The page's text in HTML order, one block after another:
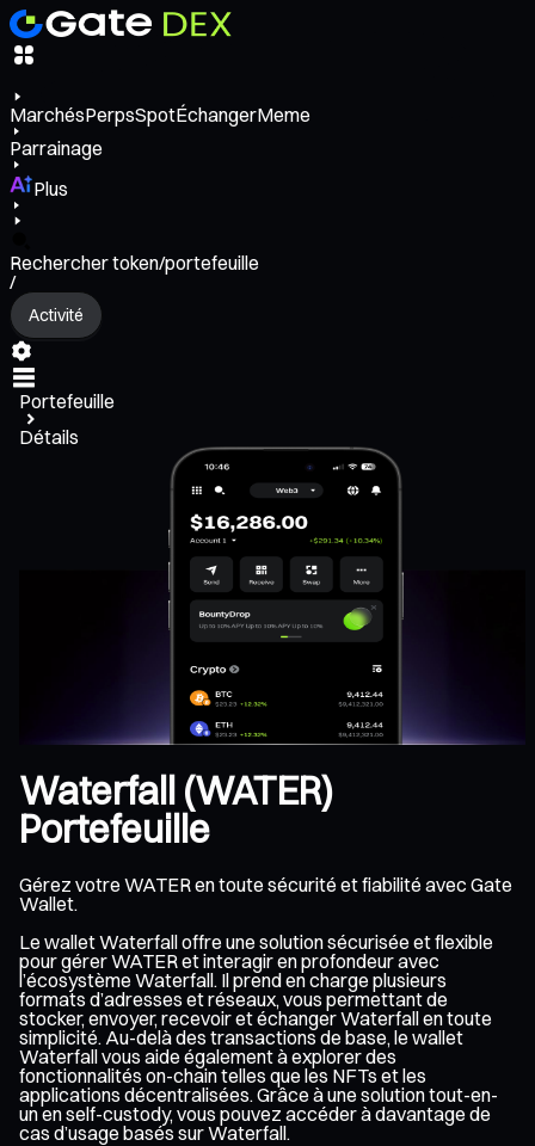
MarchésPerpsSpotÉchangerMeme
Parrainage
Plus
Rechercher token/portefeuille
/
Activité
Portefeuille
Détails
Waterfall (WATER)
Portefeuille
Gérez votre WATER en toute sécurité et fiabilité avec Gate
Wallet.
Le wallet Waterfall offre une solution sécurisée et flexible
pour gérer WATER et interagir en profondeur avec
l’écosystème Waterfall. Il prend en charge plusieurs
formats d’adresses et réseaux, vous permettant de
stocker, envoyer, recevoir et échanger Waterfall en toute
simplicité. Au-delà des transactions de base, le wallet
Waterfall vous aide également à explorer des
fonctionnalités on-chain telles que les NFTs et les
applications décentralisées. Grâce à une solution tout-en-
un en self-custody, vous pouvez accéder à davantage de
cas d’usage basés sur Waterfall.